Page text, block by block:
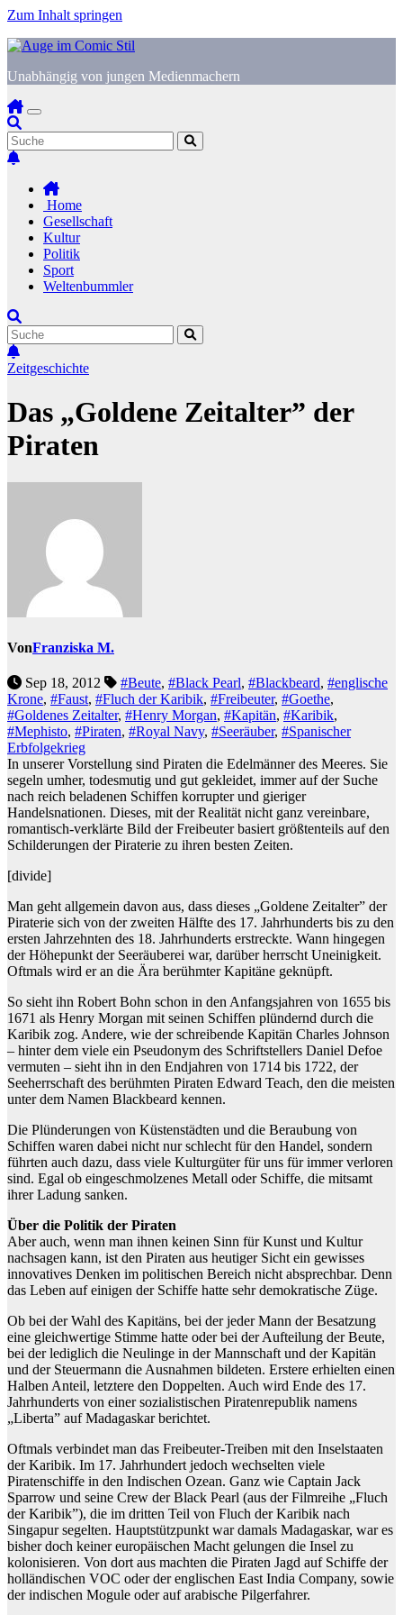
Zum Inhalt springen
Unabhängig von jungen Medienmachern
Home
Gesellschaft
Kultur
Politik
Sport
Weltenbummler
Zeitgeschichte
Das „Goldene Zeitalter” der
Piraten
VonFranziska M.
Sep 18, 2012 #Beute, #Black Pearl, #Blackbeard, #englische
Krone, #Faust, #Fluch der Karibik, #Freibeuter, #Goethe,
#Goldenes Zeitalter, #Henry Morgan, #Kapitän, #Karibik,
#Mephisto, #Piraten, #Royal Navy, #Seeräuber, #Spanischer
Erbfolgekrieg
In unserer Vorstellung sind Piraten die Edelmänner des Meeres. Sie
segeln umher, todesmutig und gut gekleidet, immer auf der Suche
nach reich beladenen Schiffen korrupter und gieriger
Handelsnationen. Dieses, mit der Realität nicht ganz vereinbare,
romantisch-verklärte Bild der Freibeuter basiert größtenteils auf den
Schilderungen der Piraterie zu ihren besten Zeiten.
[divide]
Man geht allgemein davon aus, dass dieses „Goldene Zeitalter” der
Piraterie sich von der zweiten Hälfte des 17. Jahrhunderts bis zu den
ersten Jahrzehnten des 18. Jahrhunderts erstreckte. Wann hingegen
der Höhepunkt der Seeräuberei war, darüber herrscht Uneinigkeit.
Oftmals wird er an die Ära berühmter Kapitäne geknüpft.
So sieht ihn Robert Bohn schon in den Anfangsjahren von 1655 bis
1671 als Henry Morgan mit seinen Schiffen plündernd durch die
Karibik zog. Andere, wie der schreibende Kapitän Charles Johnson
– hinter dem viele ein Pseudonym des Schriftstellers Daniel Defoe
vermuten – sieht ihn in den Endjahren von 1714 bis 1722, der
Seeherrschaft des berühmten Piraten Edward Teach, den die meisten
unter dem Namen Blackbeard kennen.
Die Plünderungen von Küstenstädten und die Beraubung von
Schiffen waren dabei nicht nur schlecht für den Handel, sondern
führten auch dazu, dass viele Kulturgüter für uns für immer verloren
sind. Egal ob eingeschmolzenes Metall oder Schiffe, die mitsamt
ihrer Ladung sanken.
Über die Politik der Piraten
Aber auch, wenn man ihnen keinen Sinn für Kunst und Kultur
nachsagen kann, ist den Piraten aus heutiger Sicht ein gewisses
innovatives Denken im politischen Bereich nicht absprechbar. Denn
das Leben auf einigen der Schiffe hatte sehr demokratische Züge.
Ob bei der Wahl des Kapitäns, bei der jeder Mann der Besatzung
eine gleichwertige Stimme hatte oder bei der Aufteilung der Beute,
bei der lediglich die Neulinge in der Mannschaft und der Kapitän
und der Steuermann die Ausnahmen bildeten. Erstere erhielten einen
Halben Anteil, letztere den Doppelten. Auch wird Ende des 17.
Jahrhunderts von einer sozialistischen Piratenrepublik namens
„Liberta” auf Madagaskar berichtet.
Oftmals verbindet man das Freibeuter-Treiben mit den Inselstaaten
der Karibik. Im 17. Jahrhundert jedoch wechselten viele
Piratenschiffe in den Indischen Ozean. Ganz wie Captain Jack
Sparrow und seine Crew der Black Pearl (aus der Filmreihe „Fluch
der Karibik”), die im dritten Teil von Fluch der Karibik nach
Singapur segelten. Hauptstützpunkt war damals Madagaskar, war es
bisher doch keiner europäischen Macht gelungen die Insel zu
kolonisieren. Von dort aus machten die Piraten Jagd auf Schiffe der
holländischen VOC oder der englischen East India Company, sowie
der indischen Mogule oder auf arabische Pilgerfahrer.